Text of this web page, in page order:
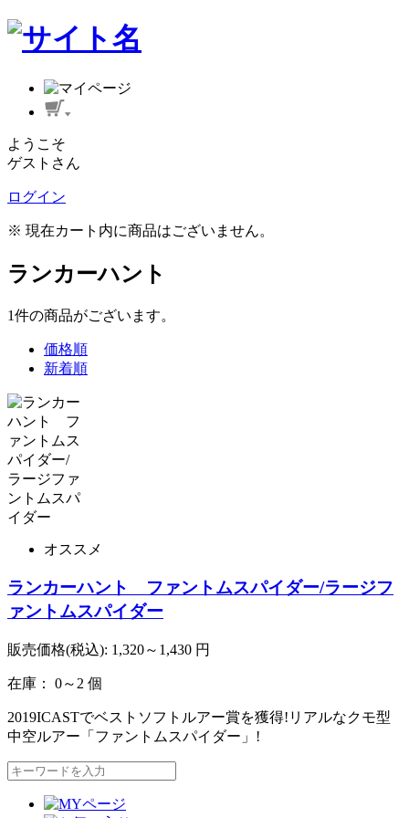
ようこそ
ゲストさん
ログイン
※ 現在カート内に商品はございません。
ランカーハント
1件の商品がございます。
価格順
新着順
オススメ
ランカーハント ファントムスパイダー/ラージフ
ァントムスパイダー
販売価格(税込): 1,320～1,430 円
在庫： 0～2 個
2019ICASTでベストソフトルアー賞を獲得!リアルなクモ型
中空ルアー「ファントムスパイダー」!